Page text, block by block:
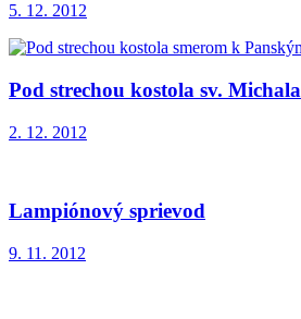
5. 12. 2012
Pod strechou kostola sv. Michala
2. 12. 2012
Lampiónový sprievod
9. 11. 2012